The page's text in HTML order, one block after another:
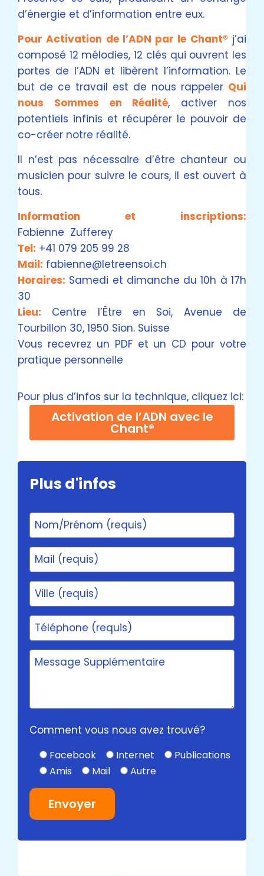
d’énergie et d’information entre eux.
Pour Activation de l’ADN par le Chant® j’ai
composé 12 mélodies, 12 clés qui ouvrent les
portes de l’ADN et libèrent l’information. Le
but de ce travail est de nous rappeler Qui
nous Sommes en Réalité, activer nos
potentiels infinis et récupérer le pouvoir de
co-créer notre réalité.
Il n’est pas nécessaire d’être chanteur ou
musicien pour suivre le cours, il est ouvert à
tous.
Information et inscriptions:
Fabienne Zufferey
Tel: +41 079 205 99 28
Mail: fabienne@letreensoi.ch
Horaires: Samedi et dimanche du 10h à 17h
30
Lieu: Centre l’Être en Soi, Avenue de
Tourbillon 30, 1950 Sion. Suisse
Vous recevrez un PDF et un CD pour votre
pratique personnelle
Pour plus d’infos sur la technique, cliquez ici:
Activation de l’ADN avec le
Chant®
Plus d'infos
Comment vous nous avez trouvé?
Facebook Internet
Publications
Amis
Mail Autre